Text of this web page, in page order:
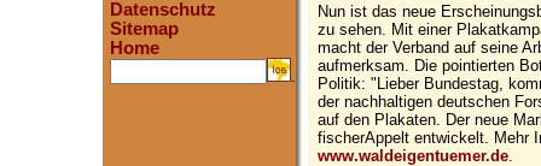
Datenschutz
Sitemap
Home
.
Nun ist das neue
zu sehen. Mit einer
macht der Verband auf seine
aufmerksam. Die pointierten
Politik: "Lieber Bundestag,
der nachhaltigen deutschen
auf den Plakaten. Der neue
fischerAppelt entwickelt. Mehr
www.waldeigentuemer.de